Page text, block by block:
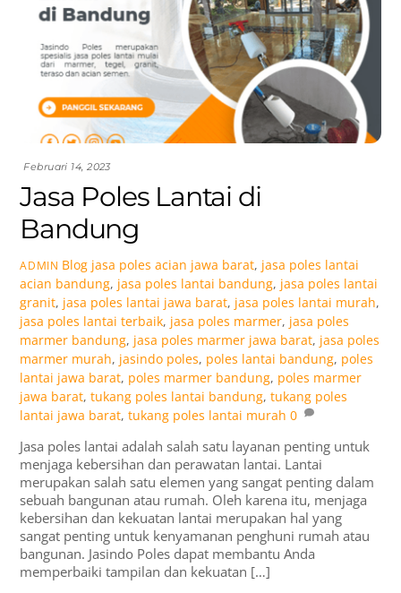
Februari 14, 2023
Jasa Poles Lantai di
Bandung
ADMIN Blog jasa poles acian jawa barat, jasa poles lantai
acian bandung, jasa poles lantai bandung, jasa poles lantai
granit, jasa poles lantai jawa barat, jasa poles lantai murah,
jasa poles lantai terbaik, jasa poles marmer, jasa poles
marmer bandung, jasa poles marmer jawa barat, jasa poles
marmer murah, jasindo poles, poles lantai bandung, poles
lantai jawa barat, poles marmer bandung, poles marmer
jawa barat,tukang poles lantai bandung,tukang poles
lantai jawa barat,tukang poles lantai murah 0
Jasa poles lantai adalah salah satu layanan penting untuk
menjaga kebersihan dan perawatan lantai. Lantai
merupakan salah satu elemen yang sangat penting dalam
sebuah bangunan atau rumah. Oleh karena itu, menjaga
kebersihan dan kekuatan lantai merupakan hal yang
sangat penting untuk kenyamanan penghuni rumah atau
bangunan. Jasindo Poles dapat membantu Anda
memperbaiki tampilan dan kekuatan […]